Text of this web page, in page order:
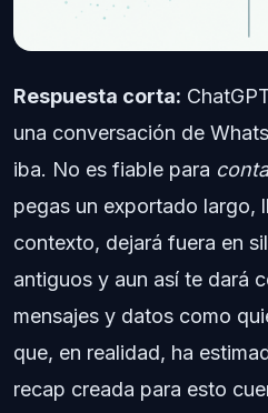
Respuesta corta:
una conversación de
iba. No es fiable para
pegas un exportado largo,
contexto, dejará fuera en
antiguos y aun así te dará
mensajes y datos como
que, en realidad, ha
recap creada para esto